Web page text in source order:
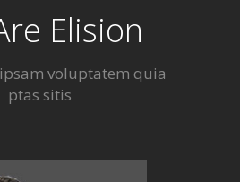
Elision
voluptatem quia
ptas sitis